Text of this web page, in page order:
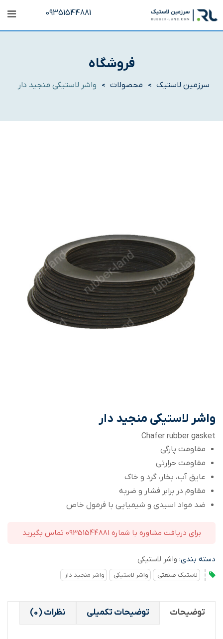
به
محتوا
09351544881
فروشگاه
سرزمین لاستیک > محصولات > واشر لاستیکی منجید دار
واشر لاستیکی منجید دار
Chafer rubber gasket
مقاومت پارگی
مقاومت حرارتی
عایق آب، بخار، گرد و خاک
مقاوم در برابر فشار و ضربه
ضد مواد اسیدی و شیمیایی با فرمول خاص
برای دریافت مشاوره با شماره 09351544881 تماس بگیرید
دسته بندی: واشر لاستیکی
لاستیک صنعتی واشر لاستیکی واشر منجید دار
توضیحات توضیحات تکمیلی نظرات (0)